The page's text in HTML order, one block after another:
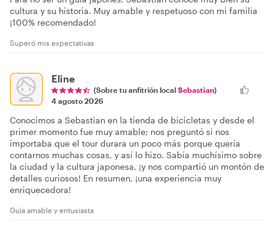
cultura y su historia. Muy amable y respetuoso con mi familia
¡100% recomendado!
Superó mis expectativas
Eline
(Sobre tu anfitrión local Sebastian)
4 agosto 2026
Conocimos a Sebastian en la tienda de bicicletas y desde el
primer momento fue muy amable; nos preguntó si nos
importaba que el tour durara un poco más porque quería
contarnos muchas cosas, y así lo hizo. Sabía muchísimo sobre
la ciudad y la cultura japonesa, ¡y nos compartió un montón de
detalles curiosos! En resumen, ¡una experiencia muy
enriquecedora!
Guía amable y entusiasta